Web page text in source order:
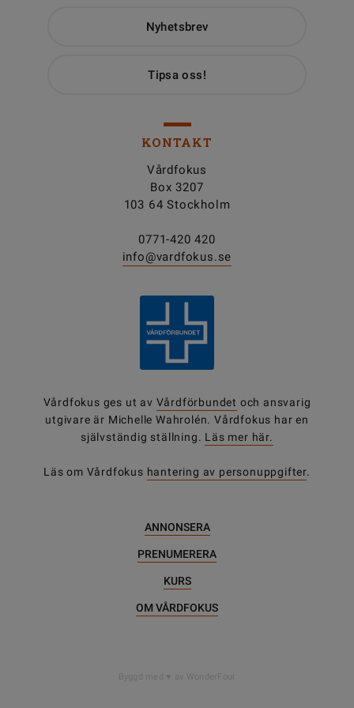
Nyhetsbrev
Tipsa oss!
KONTAKT
Vårdfokus
Box 3207
103 64 Stockholm
0771-420 420
info@vardfokus.se
Vårdfokus ges ut av Vårdförbundet och ansvarig
utgivare är Michelle Wahrolén. Vårdfokus har en
självständig ställning. Läs mer här.
Läs om Vårdfokus hantering av personuppgifter.
ANNONSERA
PRENUMERERA
KURS
OM VÅRDFOKUS
Byggd med av WonderFour